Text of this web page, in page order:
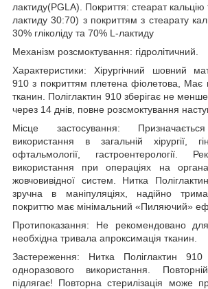
лактиду(PGLA). Покриття: стеарат кальцію
лактиду 30:70) з покриттям з стеарату
30% гліколіду та 70% L-лактиду
Механізм розсмоктування: гідролітичний.
Характеристики: Хірургічний шовний
910 з покриттям плетена фіолетова, Має
тканин. Поліглактин 910 зберігає не менше
через 14 днів, повне розсмоктування
Місце застосування:
використання в загальній хірургії,
офтальмології, гастроентерології.
використання при операціях на
жовчовивідної систем. Нитка
зручна в маніпуляціях, надійно
покриттю має мінімальний «Пиляючий»
Протипоказання: Не рекомендовано
необхідна тривала апроксимація тканин.
Застереження: Нитка Поліглактин 910
одноразового використання.
підлягає! Повторна стерилізація може